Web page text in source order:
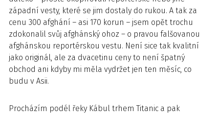
západní vesty, které se jim dostaly do rukou. A tak za
cenu 300 afghání – asi 170 korun – jsem opět trochu
zdokonalil svůj afghánský ohoz – o pravou falšovanou
afghánskou reportérskou vestu. Není sice tak kvalitní
jako originál, ale za dvacetinu ceny to není špatný
obchod ani kdyby mi měla vydržet jen ten měsíc, co
budu v Asii.
Procházím podél řeky Kábul trhem Titanic a pak